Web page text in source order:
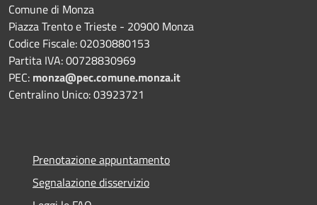
Comune di Monza
Piazza Trento e Trieste - 20900 Monza
Codice Fiscale: 02030880153
Partita IVA: 00728830969
PEC: monza@pec.comune.monza.it
Centralino Unico: 03923721
Prenotazione appuntamento
Segnalazione disservizio